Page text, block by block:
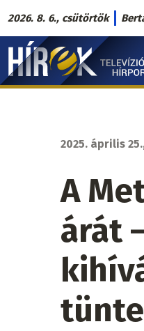
Ugrás
a
tartalomra
2026. 8. 6., csütörtök
Hírek.sk
fő
2025. április
A
árát